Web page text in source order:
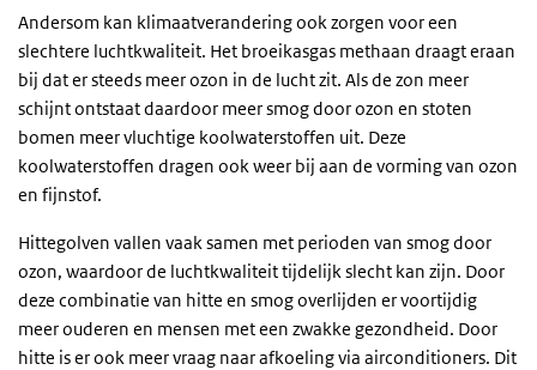
Andersom kan klimaatverandering ook zorgen voor een
slechtere luchtkwaliteit. Het broeikasgas methaan draagt eraan
bij dat er steeds meer ozon in de lucht zit. Als de zon meer
schijnt ontstaat daardoor meer smog door ozon en stoten
bomen meer vluchtige koolwaterstoffen uit. Deze
koolwaterstoffen dragen ook weer bij aan de vorming van ozon
en fijnstof.
Hittegolven vallen vaak samen met perioden van smog door
ozon, waardoor de luchtkwaliteit tijdelijk slecht kan zijn. Door
deze combinatie van hitte en smog overlijden er voortijdig
meer ouderen en mensen met een zwakke gezondheid. Door
hitte is er ook meer vraag naar afkoeling via airconditioners. Dit